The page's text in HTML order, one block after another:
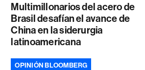
Multimillonarios del acero de
Brasil desafían el avance de
China en la siderurgia
latinoamericana
OPINIÓN BLOOMBERG